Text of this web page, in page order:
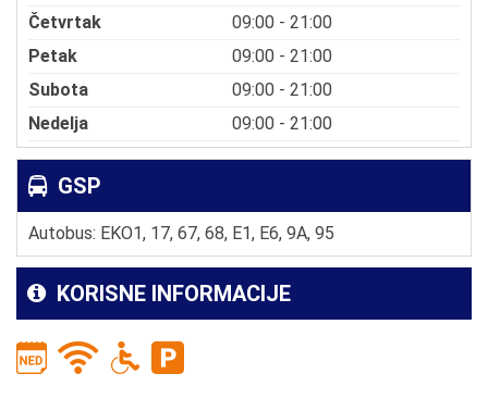
Četvrtak
09:00 - 21:00
Petak
09:00 - 21:00
Subota
09:00 - 21:00
Nedelja
09:00 - 21:00
GSP
Autobus: EKO1, 17, 67, 68, E1, E6, 9A, 95
KORISNE INFORMACIJE